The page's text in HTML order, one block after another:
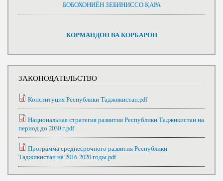
БОБОХОНИЁН ЗЕБИНИССО ҚАРА
КОРМАНДОН ВА КОРБАРОН
ЗАКОНОДАТЕЛЬСТВО
Конституция Республики Таджикистан.pdf
Национальная стратегия развития Республики Таджикистан на
период до 2030 г.pdf
Программа среднесрочного развития Республики
Таджикистан на 2016-2020 годы.pdf